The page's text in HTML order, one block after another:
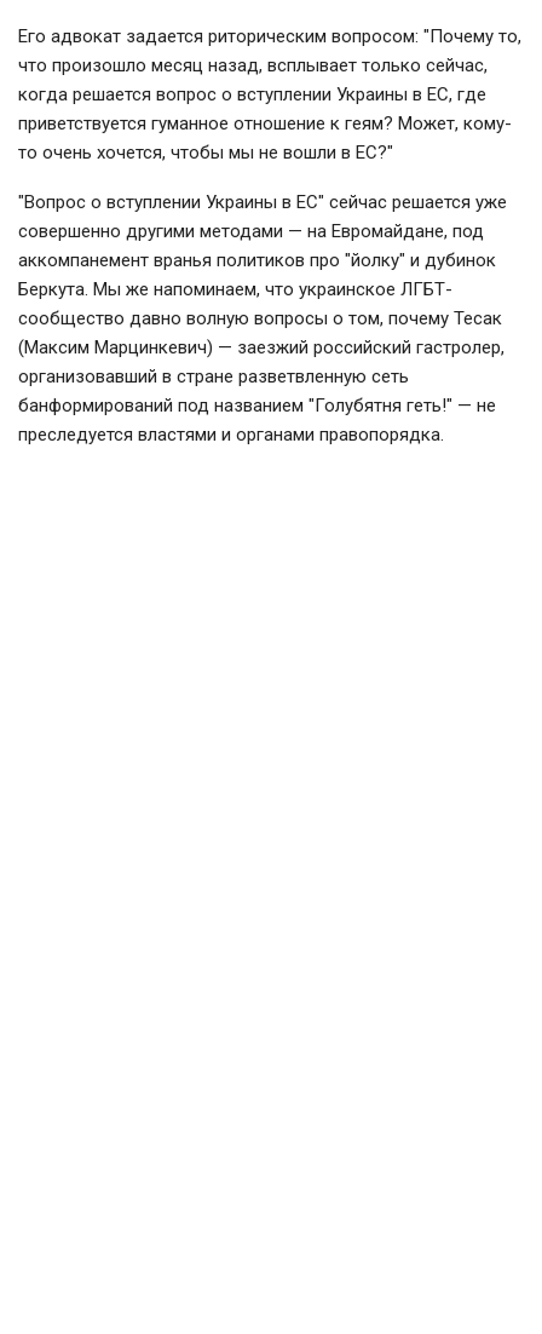
Его адвокат задается риторическим вопросом: "Почему то,
что произошло месяц назад, всплывает только сейчас,
когда решается вопрос о вступлении Украины в ЕС, где
приветствуется гуманное отношение к геям? Может, кому-
то очень хочется, чтобы мы не вошли в ЕС?"
"Вопрос о вступлении Украины в ЕС" сейчас решается уже
совершенно другими методами — на Евромайдане, под
аккомпанемент вранья политиков про "йолку" и дубинок
Беркута. Мы же напоминаем, что украинское ЛГБТ-
сообщество давно волную вопросы о том, почему Тесак
(Максим Марцинкевич) — заезжий российский гастролер,
организовавший в стране разветвленную сеть
банформирований под названием "Голубятня геть!" — не
преследуется властями и органами правопорядка.